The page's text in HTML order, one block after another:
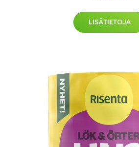
LISÄTIETOJA